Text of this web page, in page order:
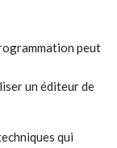
peut
un éditeur de
qui